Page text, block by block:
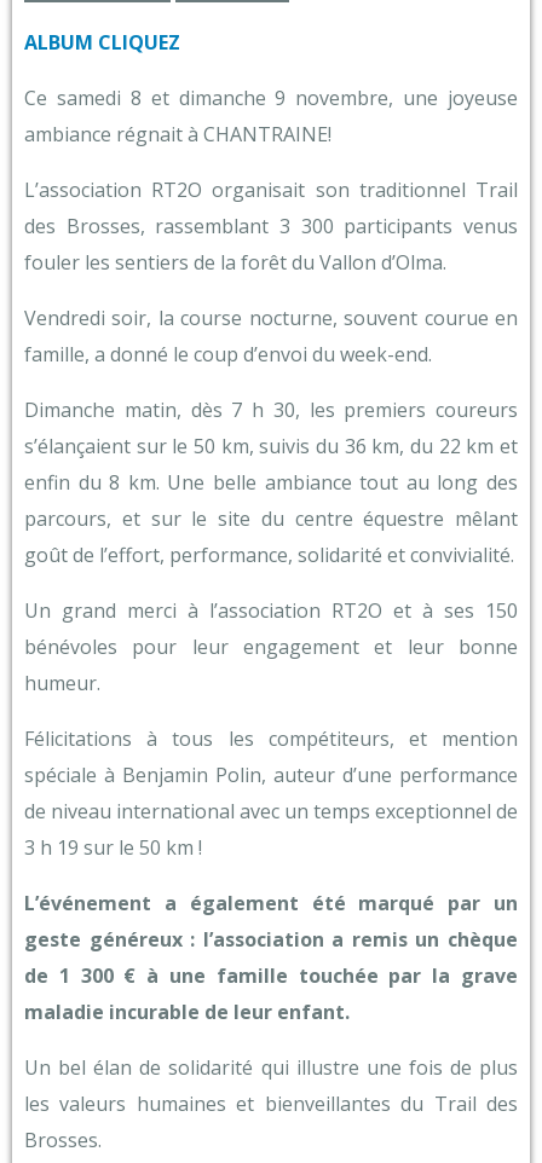
ALBUM CLIQUEZ
Ce samedi 8 et dimanche 9 novembre, une joyeuse
ambiance régnait à CHANTRAINE!
L’association RT2O organisait son traditionnel Trail
des Brosses, rassemblant 3 300 participants venus
fouler les sentiers de la forêt du Vallon d’Olma.
Vendredi soir, la course nocturne, souvent courue en
famille, a donné le coup d’envoi du week-end.
Dimanche matin, dès 7 h 30, les premiers coureurs
s’élançaient sur le 50 km, suivis du 36 km, du 22 km et
enfin du 8 km. Une belle ambiance tout au long des
parcours, et sur le site du centre équestre mêlant
goût de l’effort, performance, solidarité et convivialité.
Un grand merci à l’association RT2O et à ses 150
bénévoles pour leur engagement et leur bonne
humeur.
Félicitations à tous les compétiteurs, et mention
spéciale à Benjamin Polin, auteur d’une performance
de niveau international avec un temps exceptionnel de
3 h 19 sur le 50 km !
L’événement a également été marqué par un
geste généreux : l’association a remis un chèque
de 1 300 € à une famille touchée par la grave
maladie incurable de leur enfant.
Un bel élan de solidarité qui illustre une fois de plus
les valeurs humaines et bienveillantes du Trail des
Brosses.